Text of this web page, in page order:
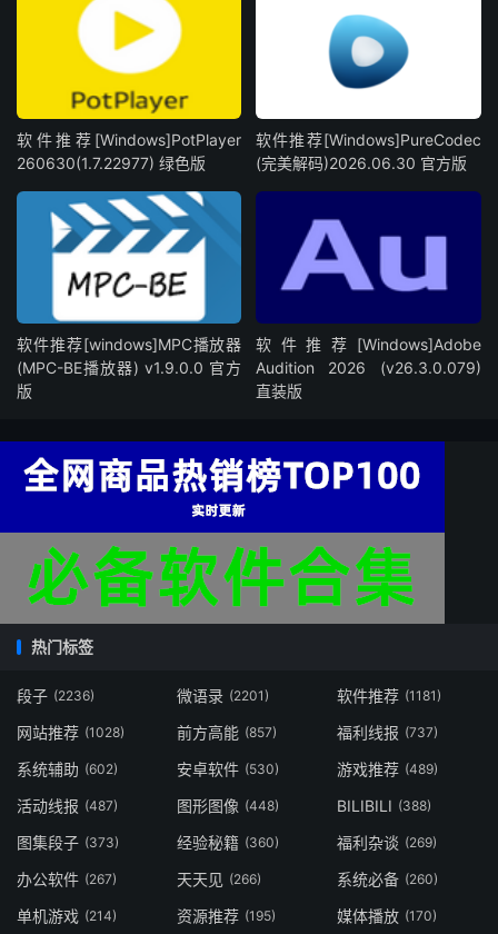
软件推荐[Windows]PotPlayer
260630(1.7.22977) 绿色版
软件推荐[Windows]PureCodec
(完美解码)2026.06.30 官方版
软件推荐[windows]MPC播放器
(MPC-BE播放器) v1.9.0.0 官方
版
软件推荐[Windows]Adobe
Audition 2026 (v26.3.0.079)
直装版
热门标签
段子 (2236) 微语录 (2201) 软件推荐 (1181)
网站推荐 (1028) 前方高能 (857) 福利线报 (737)
系统辅助 (602) 安卓软件 (530) 游戏推荐 (489)
活动线报 (487) 图形图像 (448) BILIBILI (388)
图集段子 (373) 经验秘籍 (360) 福利杂谈 (269)
办公软件 (267) 天天见 (266) 系统必备 (260)
单机游戏 (214) 资源推荐 (195) 媒体播放 (170)